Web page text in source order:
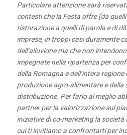
Particolare attenzione sarà
contesti che la Festa offre (da
ristorazione a quelli di parola e di
imprese, in troppi casi duramente
dell’alluvione ma che non
impegnate nella ripartenza per
della Romagna e dell’intera regione
produzione agro-alimentare e della
distribuzione. Per farlo al meglio
partner per la valorizzazione sul
iniziative di co-marketing la società
cui ti invitiamo a confrontarti per